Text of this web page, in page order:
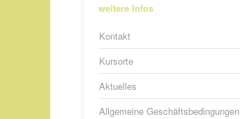
Navigation
weitere Infos
Kontakt
Kursorte
Aktuelles
Allgemeine Geschäftsbedingungen